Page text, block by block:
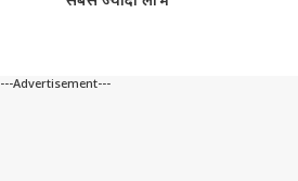
---Advertisement---